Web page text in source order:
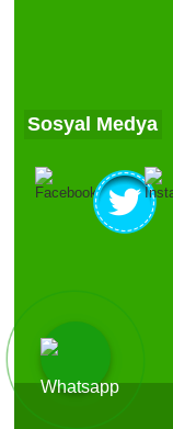
Sosyal Medya